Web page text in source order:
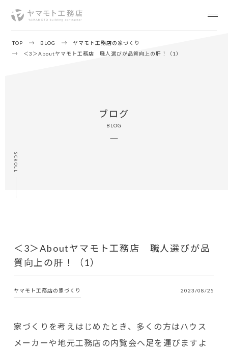
TOP BLOG
ヤマモト工務店の家づくり
＜3＞Aboutヤマモト工務店 職人選びが品質向上の肝！（1）
SCROLL
ブログ
BLOG
＜3＞Aboutヤマモト工務店 職人選びが品
質向上の肝！（1）
ヤマモト工務店の家づくり 2023/08/25
家づくりを考えはじめたとき、多くの方はハウス
メーカーや地元工務店の内覧会へ足を運びますよ